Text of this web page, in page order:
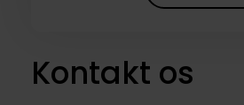
Kontakt os